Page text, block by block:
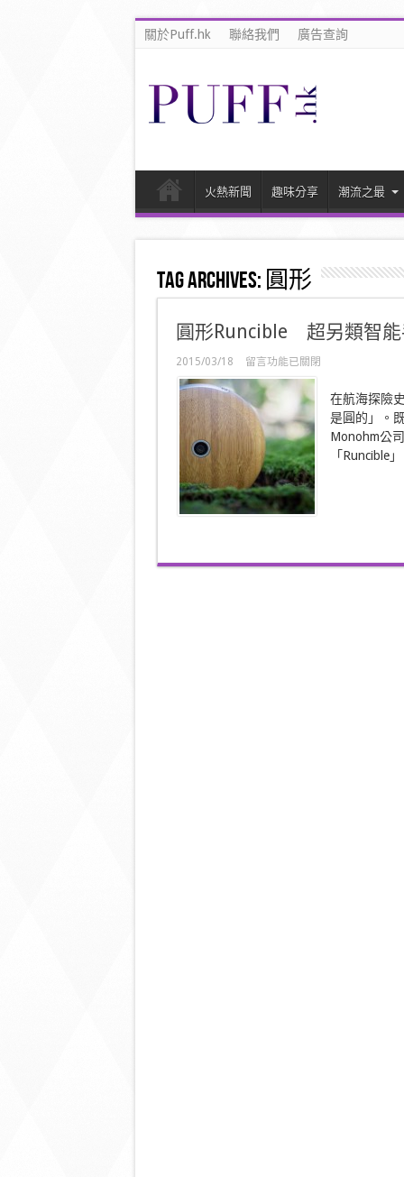
關於Puff.hk 聯絡我們 廣告查詢
火熱新聞 趣味分享 潮流之最
Tag Archives: 圓形
圓形Runcible 超另類智能
2015/03/18
在
〈圓
Runcible
超
另
類
能
手
機〉
留言功能已關閉
在航海探險
是圓的」。
Monohm公
「Runcible